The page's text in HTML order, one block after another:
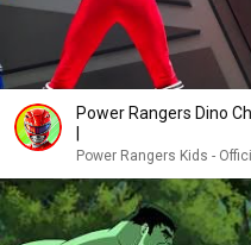
Power Rangers Dino
Power Rangers Kids -